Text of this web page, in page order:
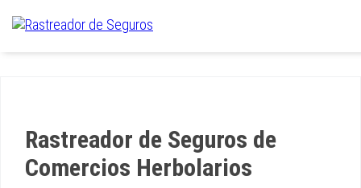
Rastreador de Seguros de
Comercios Herbolarios